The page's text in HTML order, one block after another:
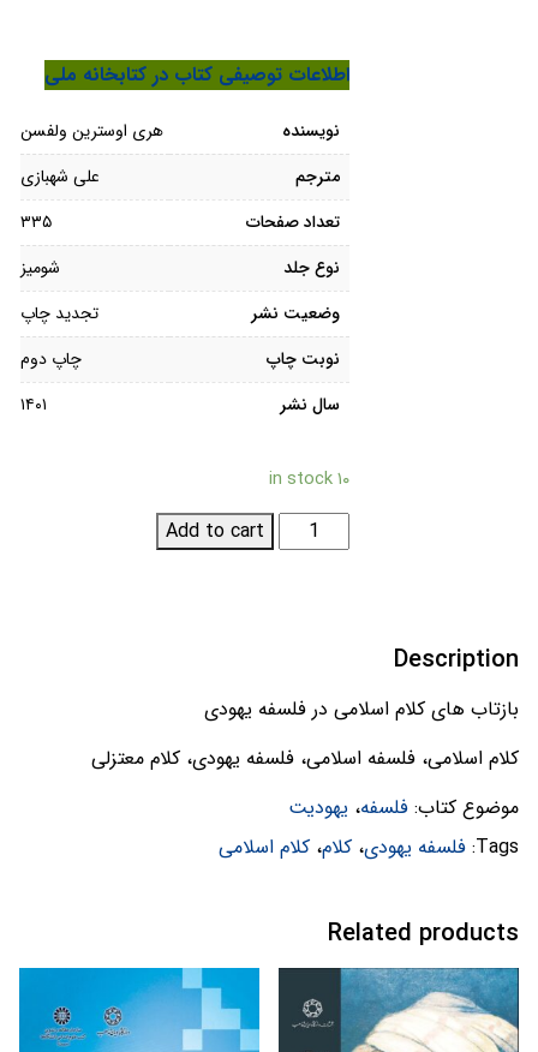
اطلاعات توصیفی کتاب در کتابخانه ملی
نویسنده
هری اوسترین ولفسن
مترجم
علی شهبازی
تعداد صفحات
۳۳۵
نوع جلد
شومیز
وضعیت نشر
تجدید چاپ
نوبت چاپ
چاپ دوم
سال نشر
۱۴۰۱
۱۰ in stock
بازتاب
های
یهودی
Add to cart
Description
بازتاب های کلام اسلامی در فلسفه یهودی
کلام اسلامی، فلسفه اسلامی، فلسفه یهودی، کلام معتزلی
موضوع کتاب: فلسفه، یهودیت
Tags: فلسفه یهودی، کلام، کلام اسلامی
Related products